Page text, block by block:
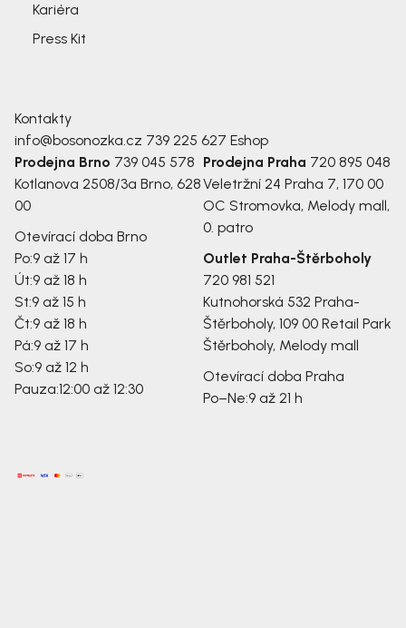
Kariéra
Press Kit
Kontakty
info@bosonozka.cz 739 225 627 Eshop
Prodejna Brno 739 045 578
Kotlanova 2508/3a Brno, 628
00
Otevírací doba Brno
Po:9 až 17 h
Út:9 až 18 h
St:9 až 15 h
Čt:9 až 18 h
Pá:9 až 17 h
So:9 až 12 h
Pauza:12:00 až 12:30
Prodejna Praha 720 895 048
Veletržní 24 Praha 7, 170 00
OC Stromovka, Melody mall,
0. patro
Outlet Praha-Štěrboholy
720 981 521
Kutnohorská 532 Praha-
Štěrboholy, 109 00 Retail Park
Štěrboholy, Melody mall
Otevírací doba Praha
Po–Ne:9 až 21 h